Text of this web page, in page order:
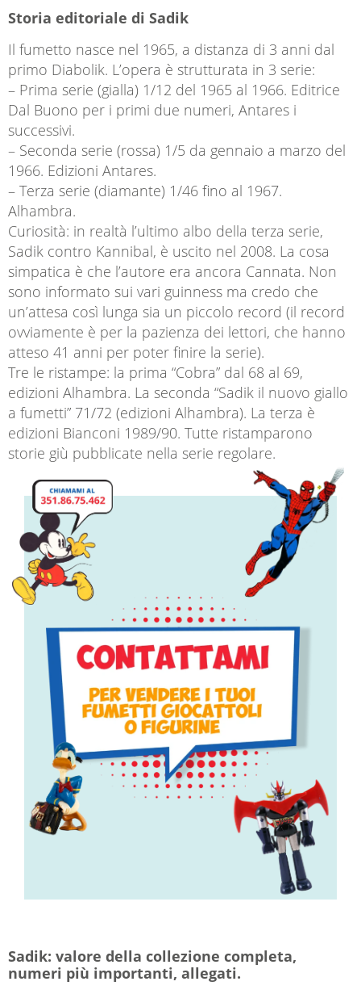
Storia editoriale di Sadik
Il fumetto nasce nel 1965, a distanza di 3 anni dal
primo Diabolik. L’opera è strutturata in 3 serie:
– Prima serie (gialla) 1/12 del 1965 al 1966. Editrice
Dal Buono per i primi due numeri, Antares i
successivi.
– Seconda serie (rossa) 1/5 da gennaio a marzo del
1966. Edizioni Antares.
– Terza serie (diamante) 1/46 fino al 1967.
Alhambra.
Curiosità: in realtà l’ultimo albo della terza serie,
Sadik contro Kannibal, è uscito nel 2008. La cosa
simpatica è che l’autore era ancora Cannata. Non
sono informato sui vari guinness ma credo che
un’attesa così lunga sia un piccolo record (il record
ovviamente è per la pazienza dei lettori, che hanno
atteso 41 anni per poter finire la serie).
Tre le ristampe: la prima “Cobra” dal 68 al 69,
edizioni Alhambra. La seconda “Sadik il nuovo giallo
a fumetti” 71/72 (edizioni Alhambra). La terza è
edizioni Bianconi 1989/90. Tutte ristamparono
storie giù pubblicate nella serie regolare.
Sadik: valore della collezione completa,
numeri più importanti, allegati.